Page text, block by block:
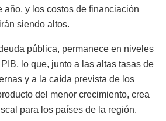
año, y los costos de financiación
siendo altos.
pública, permanece en niveles
lo que, junto a las altas tasas de
y a la caída prevista de los
del menor crecimiento, crea
para los países de la región.